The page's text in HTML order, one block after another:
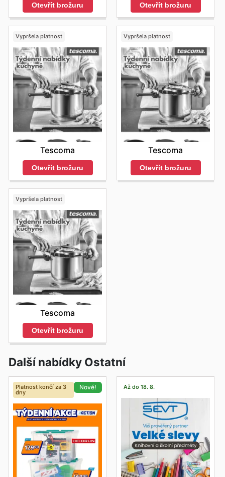
Otevřít brožuru Otevřít brožuru
Vypršela platnost
Tescoma
Otevřít brožuru
Vypršela platnost
Tescoma
Otevřít brožuru
Vypršela platnost
Tescoma
Otevřít brožuru
Další nabídky Ostatní
Platnost končí za 3
dny
Nové! Až do 18. 8.